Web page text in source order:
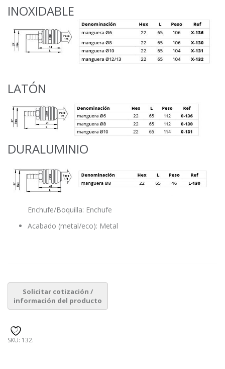
INOXIDABLE
LATÓN
DURALUMINIO
Enchufe/Boquilla: Enchufe
Acabado (metal/eco): Metal
SKU: 132.